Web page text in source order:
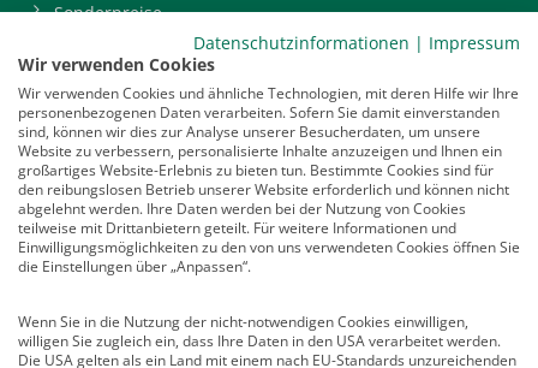
Sonderpreise
BDP-Mitgliederbereich
Service
Newsletter
Mediadaten
Infocenter
Veranstaltungen
Nachrichten
Abo kündigen
Vertrag widerrufen
Datenschutzinformationen | Impressum
Wir verwenden Cookies
Wir verwenden Cookies und ähnliche Technologien, mit deren Hilfe wir Ihre
personenbezogenen Daten verarbeiten. Sofern Sie damit einverstanden
sind, können wir dies zur Analyse unserer Besucherdaten, um unsere
Website zu verbessern, personalisierte Inhalte anzuzeigen und Ihnen ein
großartiges Website-Erlebnis zu bieten tun. Bestimmte Cookies sind für
den reibungslosen Betrieb unserer Website erforderlich und können nicht
abgelehnt werden. Ihre Daten werden bei der Nutzung von Cookies
teilweise mit Drittanbietern geteilt. Für weitere Informationen und
Einwilligungsmöglichkeiten zu den von uns verwendeten Cookies öffnen Sie
die Einstellungen über „Anpassen“.
Wenn Sie in die Nutzung der nicht-notwendigen Cookies einwilligen,
willigen Sie zugleich ein, dass Ihre Daten in den USA verarbeitet werden.
Die USA gelten als ein Land mit einem nach EU-Standards unzureichenden